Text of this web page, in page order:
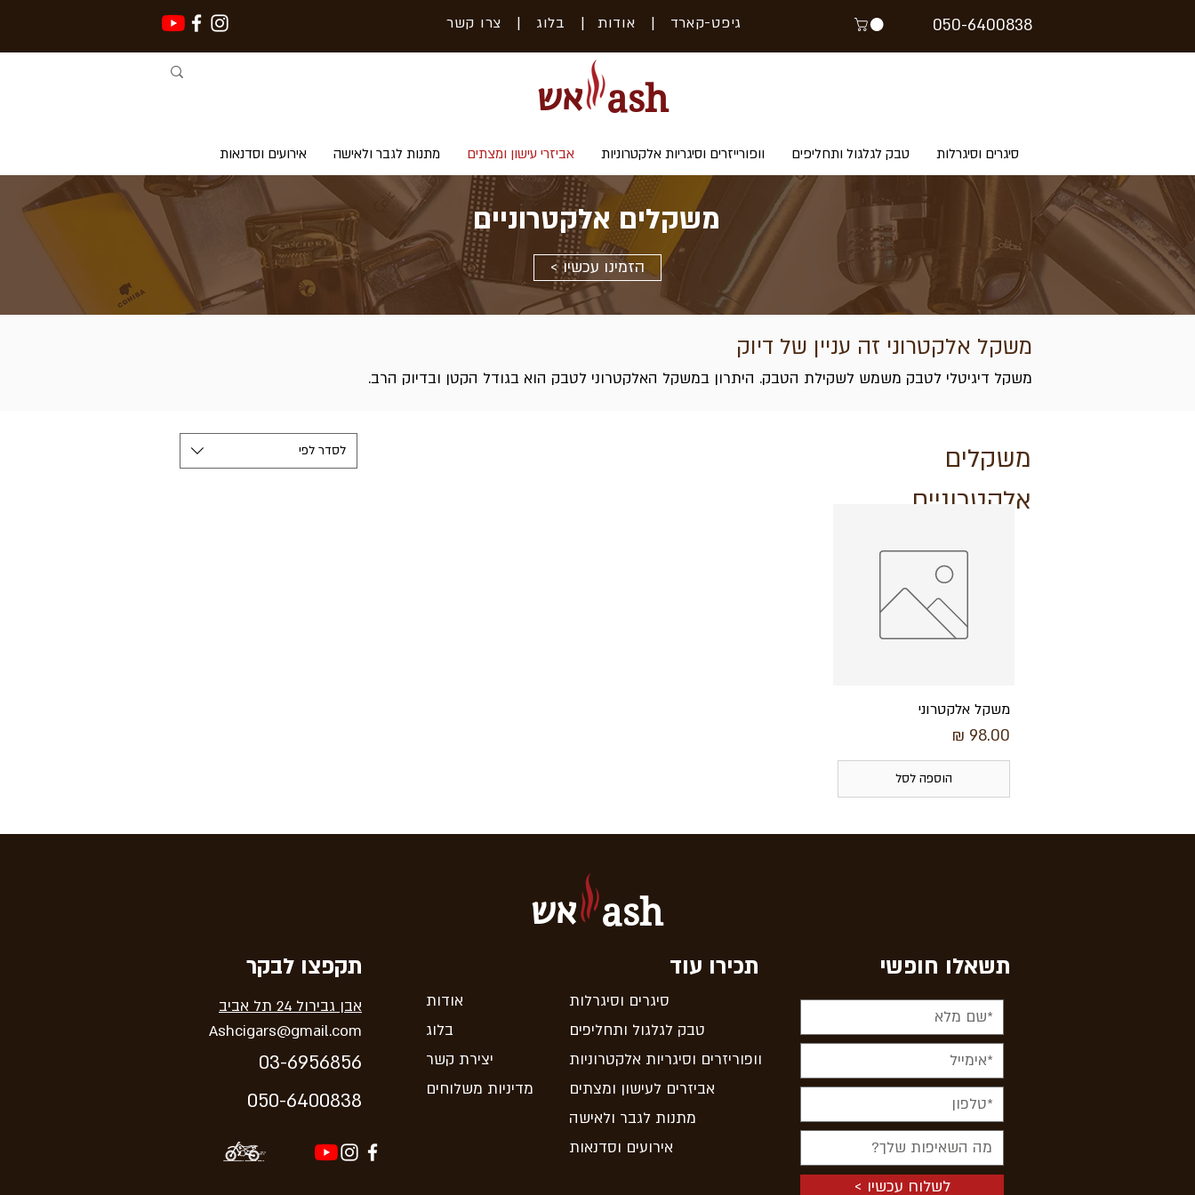
גיפט-קארד | אודות | בלוג | צרו קשר 050-6400838
אש ash
סיגרים וסיגרלות טבק לגלגול ותחליפים וופורייזרים וסיגריות אלקטרוניות אביזרי עישון ומצתים מתנות לגבר ולאישה אירועים וסדנאות
משקלים אלקטרוניים
< הזמינו עכשיו
משקל אלקטרוני זה עניין של דיוק
משקל דיגיטלי לטבק משמש לשקילת הטבק. היתרון במשקל האלקטרוני לטבק הוא בגודל הקטן ובדיוק הרב.
משקלים
אלקטרוניים
לסדר לפי
משקל אלקטרוני
מחיר
הוספה לסל
אש ash
תקפצו לבקר
אבן גבירול 24 תל אביב
Ashcigars@gmail.com
03-6956856
050-6400838
אודות
בלוג
יצירת קשר
מדיניות משלוחים
תכירו עוד
סיגרים וסיגרלות
טבק לגלגול ותחליפים
וופוריזרים וסיגריות אלקטרוניות
אביזרים לעישון ומצתים
מתנות לגבר ולאישה
אירועים וסדנאות
תשאלו חופשי
< לשלוח עכשיו